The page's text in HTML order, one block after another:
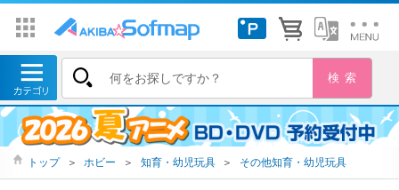
トップ ＞ ホビー ＞ 知育・幼児玩具 ＞ その他知育・幼児玩具